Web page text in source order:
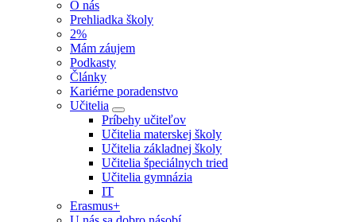
O nás
Prehliadka školy
2%
Mám záujem
Podkasty
Články
Kariérne poradenstvo
Učitelia
Príbehy učiteľov
Učitelia materskej školy
Učitelia základnej školy
Učitelia špeciálnych tried
Učitelia gymnázia
IT
Erasmus+